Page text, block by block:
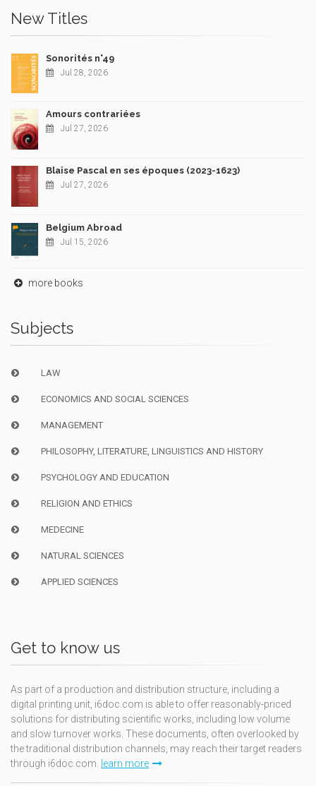
New Titles
Sonorités n°49
Jul 28, 2026
Amours contrariées
Jul 27, 2026
Blaise Pascal en ses époques (2023-1623)
Jul 27, 2026
Belgium Abroad
Jul 15, 2026
more books
Subjects
LAW
ECONOMICS AND SOCIAL SCIENCES
MANAGEMENT
PHILOSOPHY, LITERATURE, LINGUISTICS AND HISTORY
PSYCHOLOGY AND EDUCATION
RELIGION AND ETHICS
MEDECINE
NATURAL SCIENCES
APPLIED SCIENCES
Get to know us
As part of a production and distribution structure, including a
digital printing unit, i6doc.com is able to offer reasonably-priced
solutions for distributing scientific works, including low volume
and slow turnover works. These documents, often overlooked by
the traditional distribution channels, may reach their target readers
through i6doc.com.
learn more